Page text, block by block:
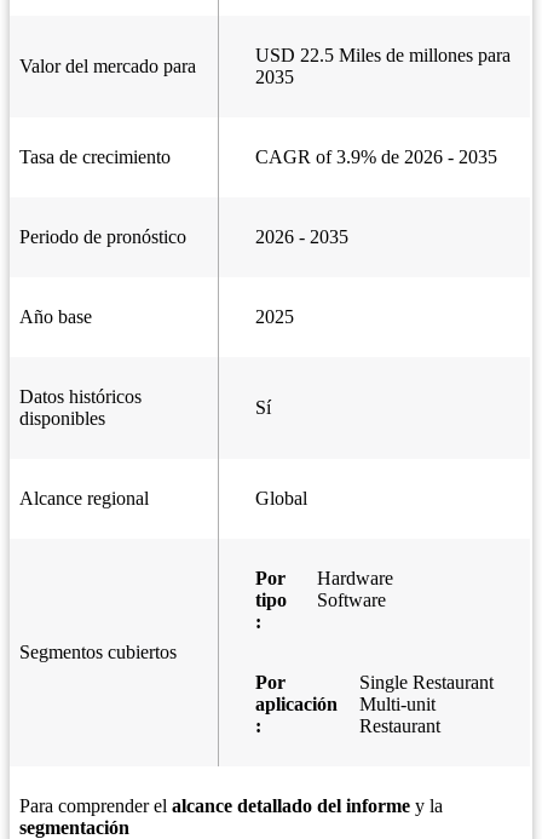
Valor del mercado para
USD 22.5 Miles de millones para
2035
Tasa de crecimiento CAGR of 3.9% de 2026 - 2035
Periodo de pronóstico 2026 - 2035
Año base 2025
Datos históricos
disponibles
Sí
Alcance regional Global
Segmentos cubiertos
Por
tipo
:
Hardware
Software
Por
aplicación
:
Single Restaurant
Multi-unit
Restaurant
Para comprender el alcance detallado del informe y la
segmentación